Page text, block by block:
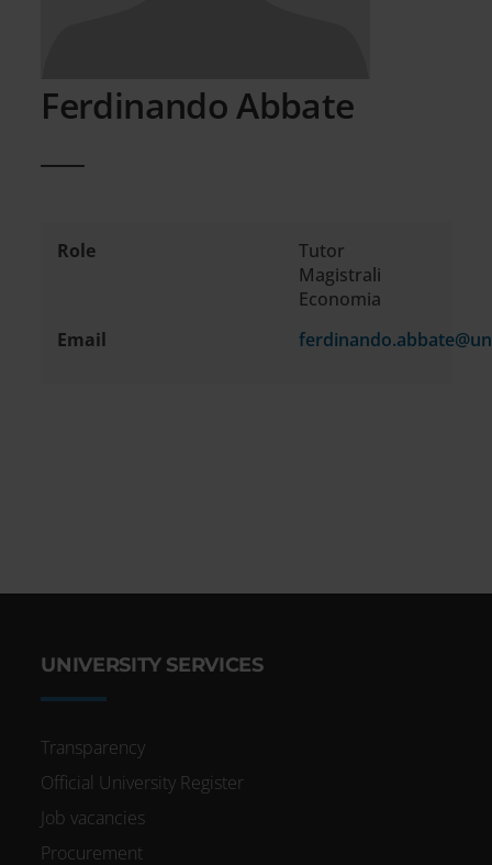
Ferdinando Abbate
Contact
Role
Tutor
Magistrali
Economia
Email
UNIVERSITY SERVICES
Transparency
Official University Register
Job vacancies
Procurement